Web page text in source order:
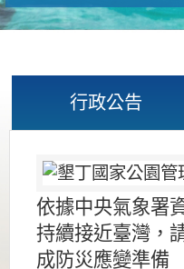
行政公告
依據中央氣象署
持續接近臺灣，
成防災應變準備